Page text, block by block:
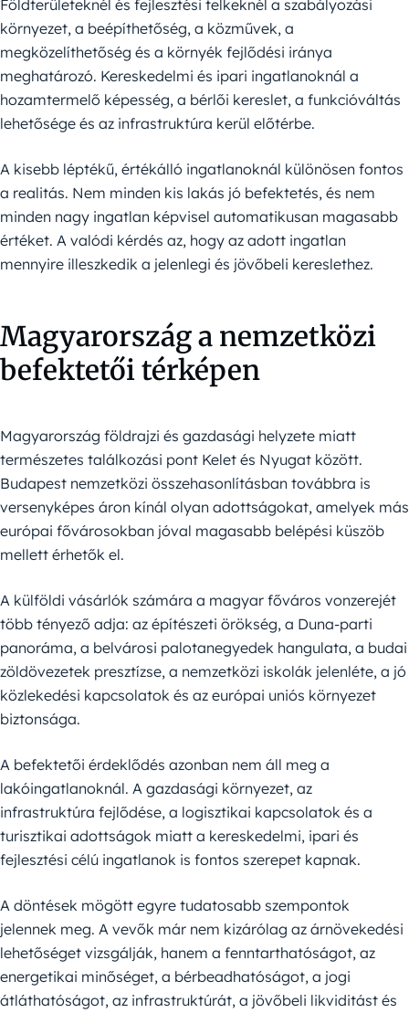
Földterületeknél és fejlesztési telkeknél a szabályozási
környezet, a beépíthetőség, a közművek, a
megközelíthetőség és a környék fejlődési iránya
meghatározó. Kereskedelmi és ipari ingatlanoknál a
hozamtermelő képesség, a bérlői kereslet, a funkcióváltás
lehetősége és az infrastruktúra kerül előtérbe.
A kisebb léptékű, értékálló ingatlanoknál különösen fontos
a realitás. Nem minden kis lakás jó befektetés, és nem
minden nagy ingatlan képvisel automatikusan magasabb
értéket. A valódi kérdés az, hogy az adott ingatlan
mennyire illeszkedik a jelenlegi és jövőbeli kereslethez.
Magyarország a nemzetközi
befektetői térképen
Magyarország földrajzi és gazdasági helyzete miatt
természetes találkozási pont Kelet és Nyugat között.
Budapest nemzetközi összehasonlításban továbbra is
versenyképes áron kínál olyan adottságokat, amelyek más
európai fővárosokban jóval magasabb belépési küszöb
mellett érhetők el.
A külföldi vásárlók számára a magyar főváros vonzerejét
több tényező adja: az építészeti örökség, a Duna-parti
panoráma, a belvárosi palotanegyedek hangulata, a budai
zöldövezetek presztízse, a nemzetközi iskolák jelenléte, a jó
közlekedési kapcsolatok és az európai uniós környezet
biztonsága.
A befektetői érdeklődés azonban nem áll meg a
lakóingatlanoknál. A gazdasági környezet, az
infrastruktúra fejlődése, a logisztikai kapcsolatok és a
turisztikai adottságok miatt a kereskedelmi, ipari és
fejlesztési célú ingatlanok is fontos szerepet kapnak.
A döntések mögött egyre tudatosabb szempontok
jelennek meg. A vevők már nem kizárólag az árnövekedési
lehetőséget vizsgálják, hanem a fenntarthatóságot, az
energetikai minőséget, a bérbeadhatóságot, a jogi
átláthatóságot, az infrastruktúrát, a jövőbeli likviditást és